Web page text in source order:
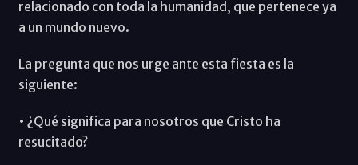
relacionado con toda la humanidad, que pertenece ya
a un mundo nuevo.
La pregunta que nos urge ante esta fiesta es la
siguiente:
• ¿Qué significa para nosotros que Cristo ha
resucitado?